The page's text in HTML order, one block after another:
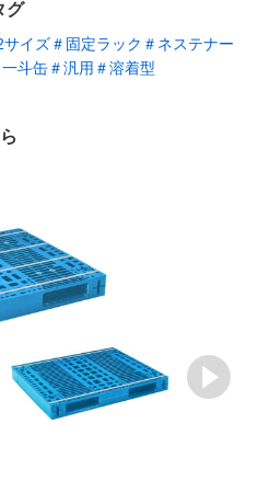
グ
サイズ＃固定ラック ＃ネステナー
一斗缶＃汎用 ＃溶着型